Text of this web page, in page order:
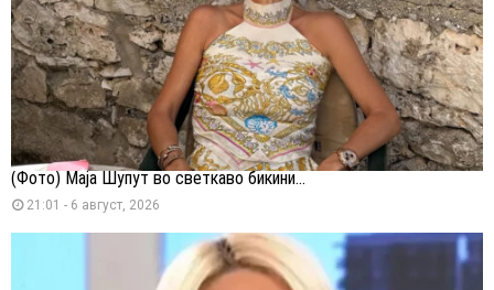
(Фото) Маја Шупут во светкаво бикини...
21:01 - 6 август, 2026